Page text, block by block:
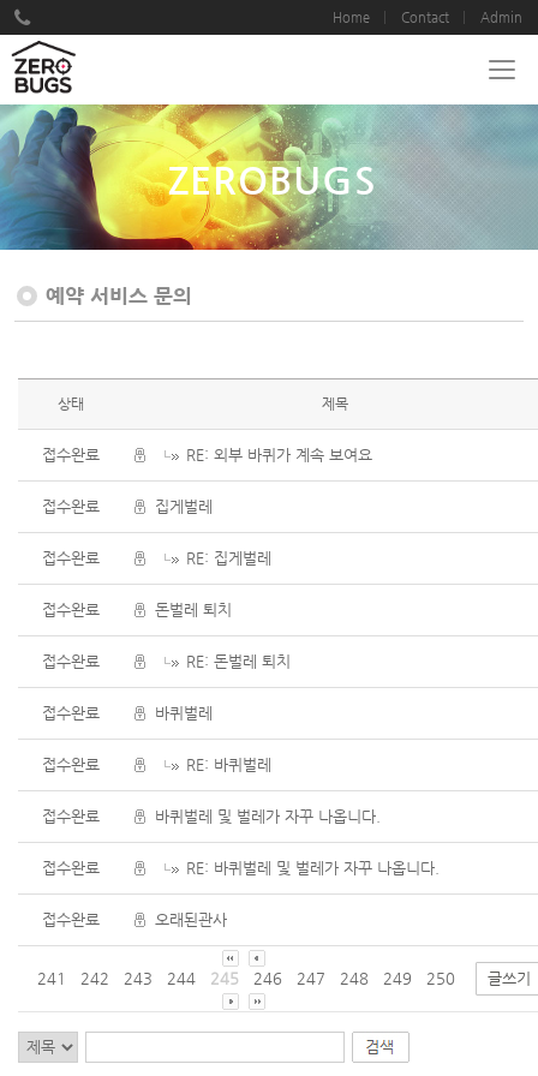
Home Contact Admin
ZEROBUGS
예약 서비스 문의
상태 제목
접수완료 RE: 외부 바퀴가 계속 보여요
접수완료 집게벌레
접수완료 RE: 집게벌레
접수완료 돈벌레 퇴치
접수완료 RE: 돈벌레 퇴치
접수완료 바퀴벌레
접수완료 RE: 바퀴벌레
접수완료 바퀴벌레 및 벌레가 자꾸 나옵니다.
접수완료 RE: 바퀴벌레 및 벌레가 자꾸 나옵니다.
접수완료 오래된관사
241 242 243 244 245 246 247 248 249 250 글쓰기